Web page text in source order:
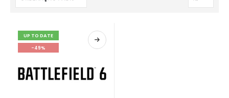
UP TO DATE
-49%